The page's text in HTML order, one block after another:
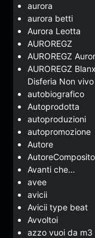
aurora
aurora betti
Aurora Leotta
AUROREGZ
AUROREGZ
AUROREGZ
Disferia Non vivo
autobiografico
Autoprodotta
autoproduzioni
autopromozione
Autore
Avanti che…
avee
avicii
Avicii type beat
Avvoltoi
azzo vuoi da m3